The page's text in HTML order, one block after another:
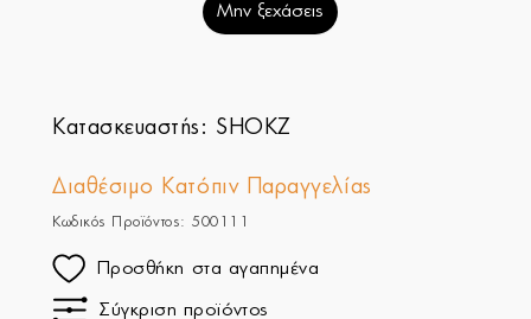
Μην ξεχάσεις
Κατασκευαστής: SHOKZ
Διαθέσιμο Κατόπιν Παραγγελίας
Κωδικός Προϊόντος: 500111
Προσθήκη στα αγαπημένα
Σύγκριση προϊόντος